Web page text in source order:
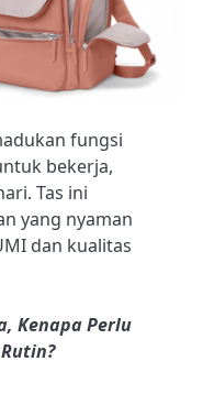
fungsi
bekerja,
Tas ini
yang nyaman
dan kualitas
Kenapa Perlu